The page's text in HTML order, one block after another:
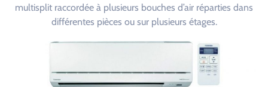
multisplit raccordée à plusieurs bouches d’air réparties dans
différentes pièces ou sur plusieurs étages.